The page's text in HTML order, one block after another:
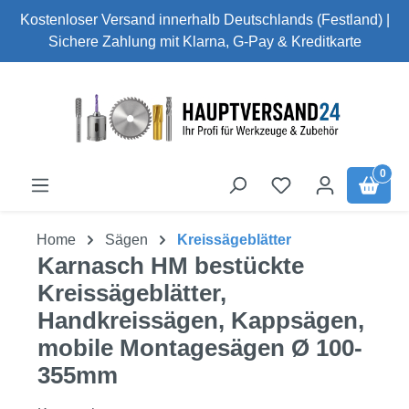
Zum Hauptinhalt springen
Kostenloser Versand innerhalb Deutschlands (Festland) |
Sichere Zahlung mit Klarna, G-Pay & Kreditkarte
Du hast 0
0
Home Sägen Kreissägeblätter
Karnasch HM bestückte
Kreissägeblätter,
Handkreissägen, Kappsägen,
mobile Montagesägen Ø 100-
355mm